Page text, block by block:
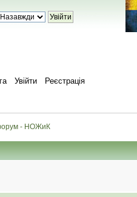
Увійти Реєстрація
- НОЖиК